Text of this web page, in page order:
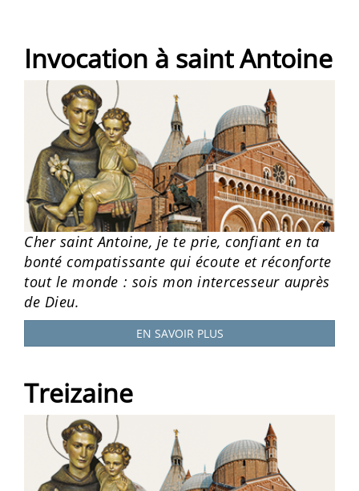
Invocation à saint Antoine
Cher saint Antoine, je te prie, confiant en ta
bonté compatissante qui écoute et réconforte
tout le monde : sois mon intercesseur auprès
de Dieu.
EN SAVOIR PLUS
Treizaine